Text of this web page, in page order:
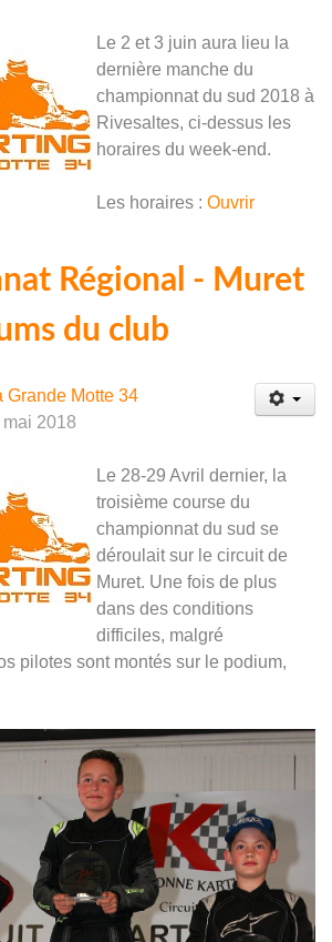
Le 2 et 3 juin aura lieu la
dernière manche du
championnat du sud 2018 à
Rivesaltes, ci-dessus les
horaires du week-end.
Les horaires : Ouvrir
Régional - Muret
du club
Grande Motte 34
2018
Le 28-29 Avril dernier, la
troisième course du
championnat du sud se
déroulait sur le circuit de
Muret. Une fois de plus
dans des conditions
difficiles, malgré
pilotes sont montés sur le podium,